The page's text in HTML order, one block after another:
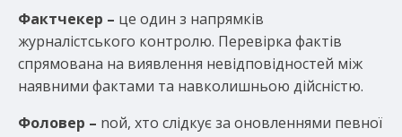
Фактчекер – це один з напрямків
журналістського контролю. Перевірка фактів
спрямована на виявлення невідповідностей між
наявними фактами та навколишньою дійсністю.
Фоловер – nой, хто слідкує за оновленнями певної